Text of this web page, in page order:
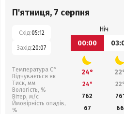
П'ятниця, 7 серпня
Схід:05:12
Захід:20:07
Температура С°
Відчувається як
Тиск, мм
Вологість, %
Вітер, м/с
Ймовірність опадів,
%
Ніч
00:00
24°
24° 22°
762
761
67
66